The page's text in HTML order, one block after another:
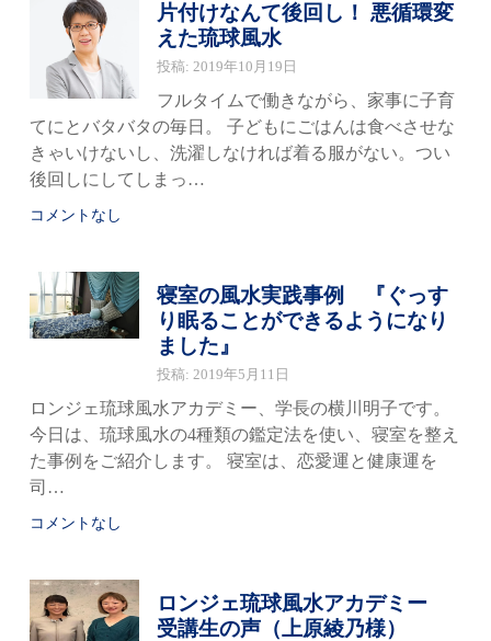
片付けなんて後回し！ 悪循環変
えた琉球風水
投稿: 2019年10月19日
フルタイムで働きながら、家事に子育
てにとバタバタの毎日。 子どもにごはんは食べさせな
きゃいけないし、洗濯しなければ着る服がない。つい
後回しにしてしまっ…
コメントなし
寝室の風水実践事例 『ぐっす
り眠ることができるようになり
ました』
投稿: 2019年5月11日
ロンジェ琉球風水アカデミー、学長の横川明子です。
今日は、琉球風水の4種類の鑑定法を使い、寝室を整え
た事例をご紹介します。 寝室は、恋愛運と健康運を
司…
コメントなし
ロンジェ琉球風水アカデミー
受講生の声（上原綾乃様）